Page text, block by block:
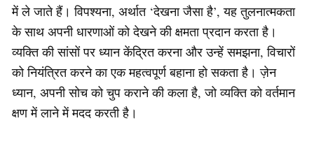
में ले जाते हैं। विपश्यना, अर्थात ‘देखना जैसा है’, यह तुलनात्मकता
के साथ अपनी धारणाओं को देखने की क्षमता प्रदान करता है।
व्यक्ति की सांसों पर ध्यान केंद्रित करना और उन्हें समझना, विचारों
को नियंत्रित करने का एक महत्वपूर्ण बहाना हो सकता है। ज़ेन
ध्यान, अपनी सोच को चुप कराने की कला है, जो व्यक्ति को वर्तमान
क्षण में लाने में मदद करती है।